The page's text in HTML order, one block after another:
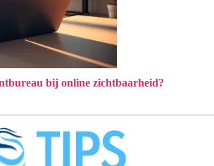
bij online zichtbaarheid?